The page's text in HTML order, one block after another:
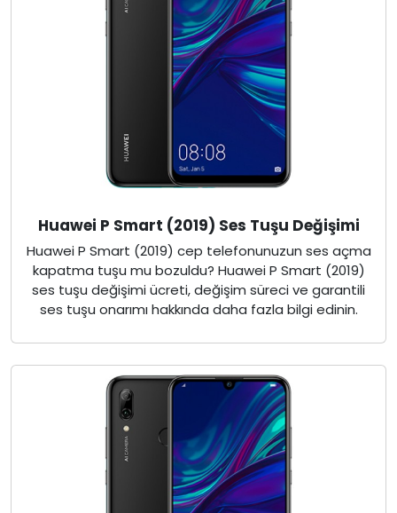
Huawei P Smart (2019) Ses Tuşu Değişimi
Huawei P Smart (2019) cep telefonunuzun ses açma
kapatma tuşu mu bozuldu? Huawei P Smart (2019)
ses tuşu değişimi ücreti, değişim süreci ve garantili
ses tuşu onarımı hakkında daha fazla bilgi edinin.